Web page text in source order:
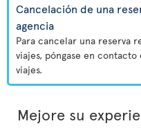
Cancelación de una
agencia
Para cancelar una reserva
viajes, póngase en
viajes.
Mejore su